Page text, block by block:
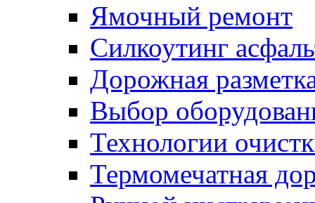
Ямочный ремонт
Силкоутинг
Дорожная
Выбор
Технологии
Термомечатная